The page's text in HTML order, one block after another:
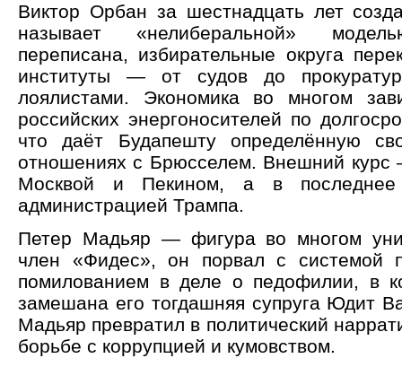
Виктор Орбан за шестнадцать лет
называет «нелиберальной»
переписана, избирательные округа
институты — от судов до
лоялистами. Экономика во многом
российских энергоносителей по
что даёт Будапешту определённую
отношениях с Брюсселем. Внешний
Москвой и Пекином, а в
администрацией Трампа.
Петер Мадьяр — фигура во многом
член «Фидес», он порвал с системой
помилованием в деле о педофилии, в
замешана его тогдашняя супруга Юдит
Мадьяр превратил в политический
борьбе с коррупцией и кумовством.